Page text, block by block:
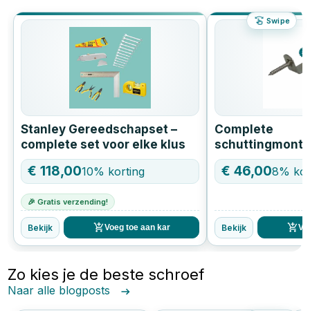
Swipe
Stanley Gereedschapset –
complete set voor elke klus
€118,0010% korting
🎉 Gratis verzending!
Bekijk Voeg toe aan kar
Complete
RVS
RVS
€46,008%
Bekijk
Zo kies je de beste schroef
Naar alle blogposts